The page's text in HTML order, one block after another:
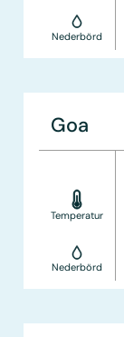
Nederbörd
Goa
Temperatur
Nederbörd